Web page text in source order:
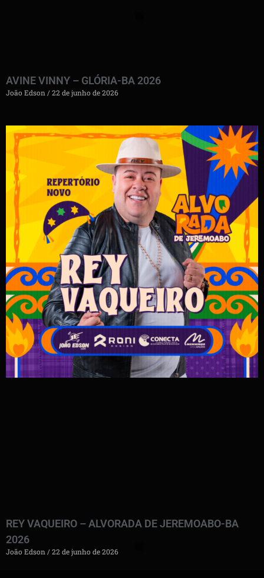
AVINE VINNY – GLÓRIA-BA 2026
João Edson 22 de junho de 2026
REY VAQUEIRO – ALVORADA DE JEREMOABO-BA
2026
João Edson 22 de junho de 2026